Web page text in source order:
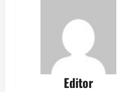
Editor